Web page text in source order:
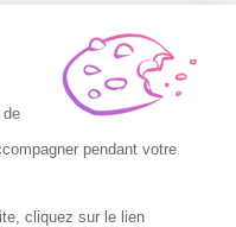
au vendredi de 9h à 18h